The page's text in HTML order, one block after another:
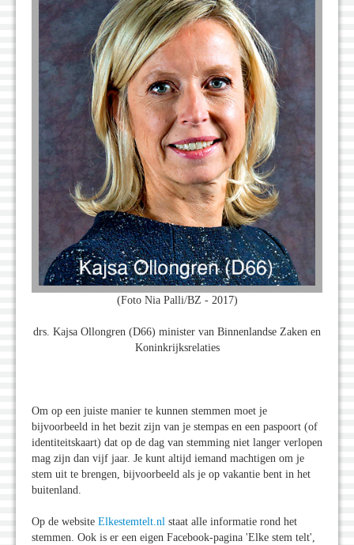
(Foto Nia Palli/BZ - 2017)
drs. Kajsa Ollongren (D66) minister van Binnenlandse Zaken en
Koninkrijksrelaties
Om op een juiste manier te kunnen stemmen moet je
bijvoorbeeld in het bezit zijn van je stempas en een paspoort (of
identiteitskaart) dat op de dag van stemming niet langer verlopen
mag zijn dan vijf jaar. Je kunt altijd iemand machtigen om je
stem uit te brengen, bijvoorbeeld als je op vakantie bent in het
buitenland.
Op de website Elkestemtelt.nl staat alle informatie rond het
stemmen. Ook is er een eigen Facebook-pagina 'Elke stem telt',